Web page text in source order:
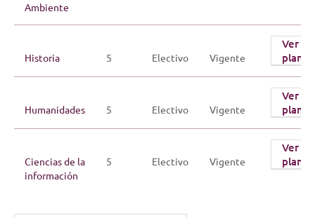
Ambiente
Historia 5 Electivo Vigente
Ver
plan
Humanidades 5 Electivo Vigente
Ver
plan
Ciencias de la
información
5 Electivo Vigente
Ver
plan